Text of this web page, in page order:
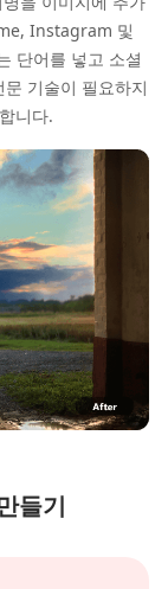
Instagram 및
단어를 넣고 소셜
기술이 필요하지
니다.
들기